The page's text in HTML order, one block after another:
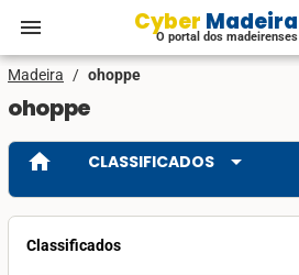
menu Cyber Madeira
O portal dos madeirenses
Madeira / ohoppe
ohoppe
home CLASSIFICADOS arrow_drop_down
Classificados